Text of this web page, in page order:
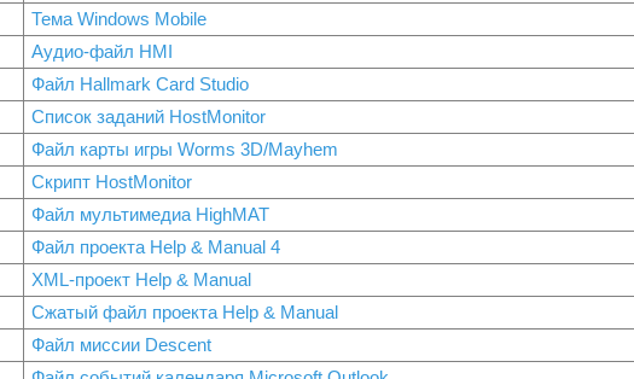
Тема Windows Mobile
Аудио-файл HMI
Файл Hallmark Card Studio
Список заданий HostMonitor
Файл карты игры Worms 3D/Mayhem
Скрипт HostMonitor
Файл мультимедиа HighMAT
Файл проекта Help & Manual 4
XML-проект Help & Manual
Сжатый файл проекта Help & Manual
Файл миссии Descent